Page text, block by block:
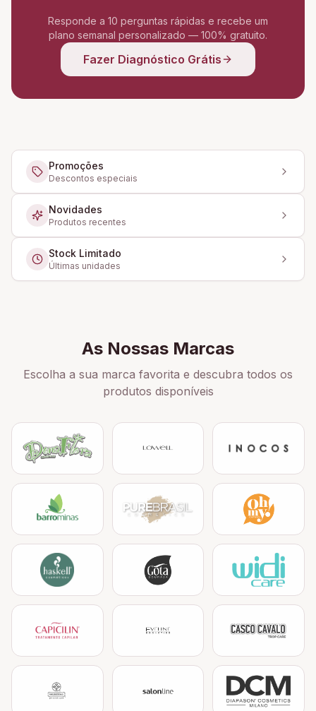
Responde a 10 perguntas rápidas e recebe um
plano semanal personalizado — 100% gratuito.
Fazer Diagnóstico Grátis
Promoções
Descontos especiais
Novidades
Produtos recentes
Stock Limitado
Últimas unidades
As Nossas Marcas
Escolha a sua marca favorita e descubra todos os
produtos disponíveis